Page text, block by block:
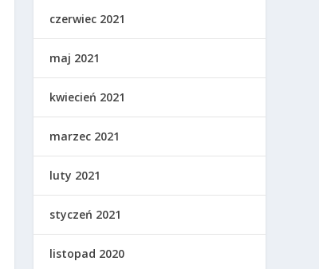
czerwiec 2021
maj 2021
kwiecień 2021
marzec 2021
luty 2021
styczeń 2021
listopad 2020